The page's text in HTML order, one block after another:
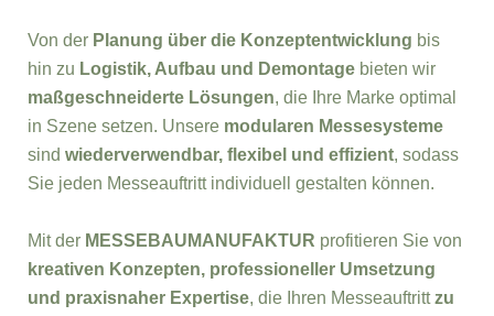
Von der Planung über die Konzeptentwicklung bis
hin zu Logistik, Aufbau und Demontage bieten wir
maßgeschneiderte Lösungen, die Ihre Marke optimal
in Szene setzen. Unsere modularen Messesysteme
sind wiederverwendbar, flexibel und effizient, sodass
Sie jeden Messeauftritt individuell gestalten können.
Mit der MESSEBAUMANUFAKTUR profitieren Sie von
kreativen Konzepten, professioneller Umsetzung
und praxisnaher Expertise, die Ihren Messeauftrittzu